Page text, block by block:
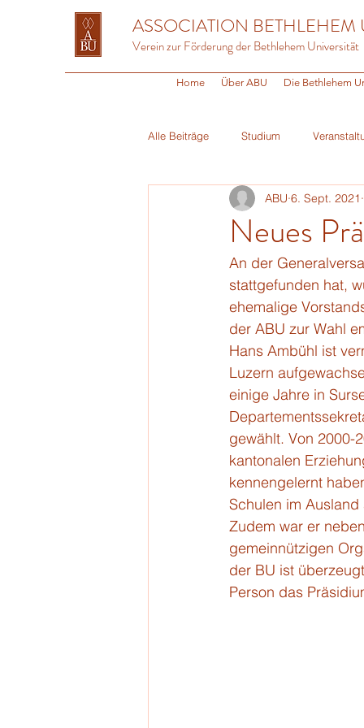
ASSOCIATION BETHLEHEM
Verein zur Förderung der Bethlehem Universität
Home Über ABU Die Bethlehem
Alle Beiträge Studium
Fundraising
Neues
ABU 6. Sept. 2021
An der
stattgefunden hat,
ehemalige
der ABU zur Wahl
Hans Ambühl ist
Luzern
einige Jahre in
gewählt. Von 2000-
kantonalen
kennengelernt
Schulen im
Zudem war er
gemeinnützigen
der BU ist
Person das